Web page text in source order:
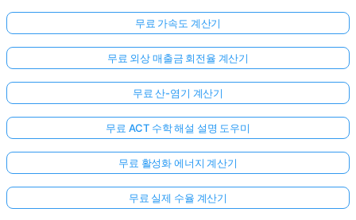
무료 가속도 계산기
무료 외상 매출금 회전율 계산기
무료 산-염기 계산기
무료 ACT 수학 해설 설명 도우미
무료 활성화 에너지 계산기
무료 실제 수율 계산기